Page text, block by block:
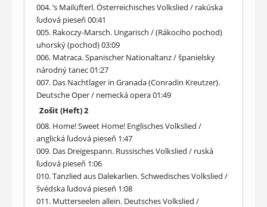
004. ’s Mailüfterl. Österreichisches Volkslied / rakúska
ľudová pieseň 00:41
005. Rakoczy-Marsch. Ungarisch / (Rákociho pochod)
uhorský (pochod) 03:09
006. Matraca. Spanischer Nationaltanz / španielsky
národný tanec 01:27
007. Das Nachtlager in Granada (Conradin Kreutzer).
Deutsche Oper / nemecká opera 01:49
Zošit (Heft) 2
008. Home! Sweet Home! Englisches Volkslied /
anglická ľudová pieseň 1:47
009. Das Dreigespann. Russisches Volkslied / ruská
ľudová pieseň 1:06
010. Tanzlied aus Dalekarlien. Schwedisches Volkslied /
švédska ľudová pieseň 1:08
011. Mutterseelen allein. Deutsches Volkslied /